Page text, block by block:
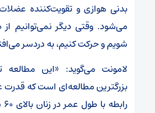
بدنی هوازی و تقویت‌کننده
می‌شود. وقتی دیگر نمی‌توانیم از
شویم و حرکت کنیم، به دردسر
لامونت می‌گوید: «این مطالعه
بزرگترین مطالعه‌ای است که قدرت